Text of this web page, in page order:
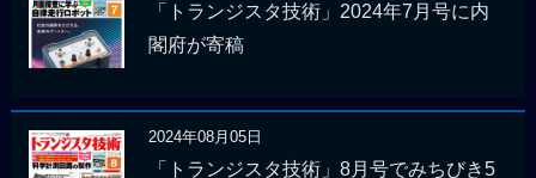
「トランジスタ技術」2024年7月号に内
閣府が寄稿
2024年08月05日
「トランジスタ技術」8月号でみちびき5